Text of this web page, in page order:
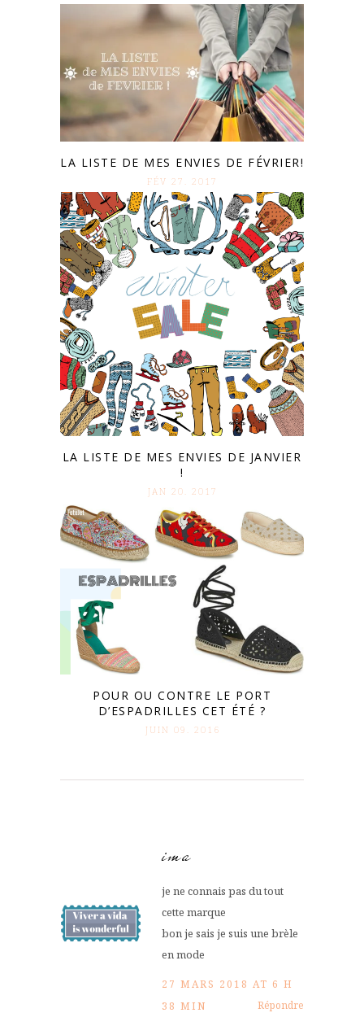
LA LISTE DE MES ENVIES DE FÉVRIER!
FÉV 27. 2017
LA LISTE DE MES ENVIES DE JANVIER
!
JAN 20. 2017
POUR OU CONTRE LE PORT
D’ESPADRILLES CET ÉTÉ ?
JUIN 09. 2016
ima
je ne connais pas du tout
cette marque
bon je sais je suis une brèle
en mode
27 MARS 2018 AT 6 H
38 MIN
Répondre